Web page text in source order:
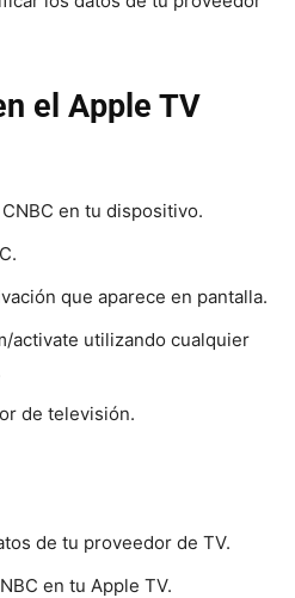
el Apple TV
en tu dispositivo.
que aparece en pantalla.
activate utilizando cualquier
de televisión.
de tu proveedor de TV.
en tu Apple TV.